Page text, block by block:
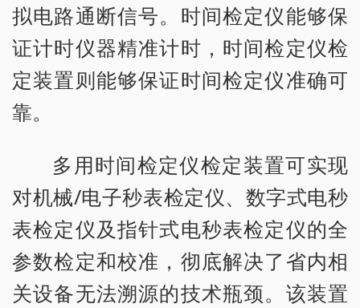
拟电路通断信号。时间检定仪能够保
证计时仪器精准计时，时间检定仪检
定装置则能够保证时间检定仪准确可
靠。
多用时间检定仪检定装置可实现
对机械/电子秒表检定仪、数字式电秒
表检定仪及指针式电秒表检定仪的全
参数检定和校准，彻底解决了省内相
关设备无法溯源的技术瓶颈。该装置